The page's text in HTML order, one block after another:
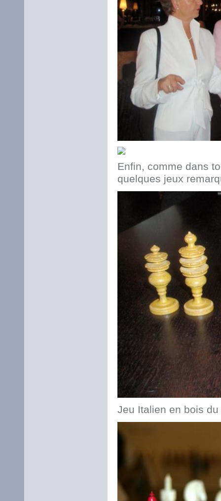
Enfin, comme dans
quelques jeux
Jeu Italien en bois